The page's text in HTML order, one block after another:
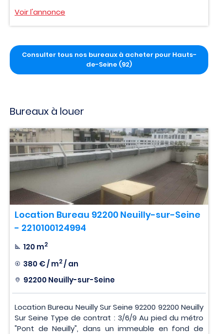
Voir l'annonce
Consulter tous nos bureaux à acheter pour Hauts-
de-Seine (92)
Bureaux à louer
Location Bureau 92200 Neuilly-sur-Seine
- 2210100124994
120 m2
380 € / m2/ an
92200 Neuilly-sur-Seine
Location Bureau Neuilly Sur Seine 92200 92200 Neuilly
Sur Seine Type de contrat : 3/6/9 Au pied du métro
"Pont de Neuilly", dans un immeuble en fond de